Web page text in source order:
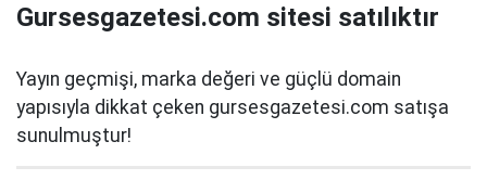
Gursesgazetesi.com sitesi satılıktır
Yayın geçmişi, marka değeri ve güçlü domain
yapısıyla dikkat çeken gursesgazetesi.com satışa
sunulmuştur!